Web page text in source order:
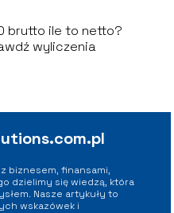
brutto ile to netto?
wyliczenia
biznesem, finansami,
dzielimy się wiedzą, która
Nasze artykuły to
wskazówek i